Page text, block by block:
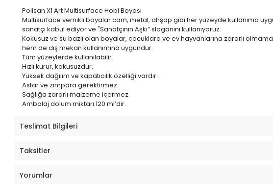
Polisan X1 Art Multisurface Hobi Boyası
Multisurface vernikli boyalar cam, metal, ahşap gibi her yüzeyde kullanıma
sanatçı kabul ediyor ve "Sanatçının Aşkı” sloganını kullanıyoruz.
Kokusuz ve su bazlı olan boyalar, çocuklara ve ev hayvanlarına zararlı
hem de dış mekan kullanımına uygundur.
Tüm yüzeylerde kullanılabilir.
Hızlı kurur, kokusuzdur.
Yüksek dağılım ve kapatıcılık özelliği vardır.
Astar ve zımpara gerektirmez.
Sağlığa zararlı malzeme içermez.
Ambalaj dolum miktarı 120 ml’dir.
Teslimat Bilgileri
Taksitler
Yorumlar